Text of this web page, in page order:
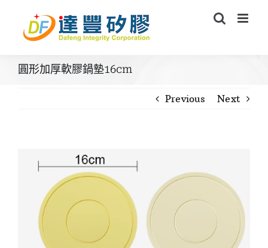
content
圓形加厚軟膠鍋墊16cm
Previous Next
Larger